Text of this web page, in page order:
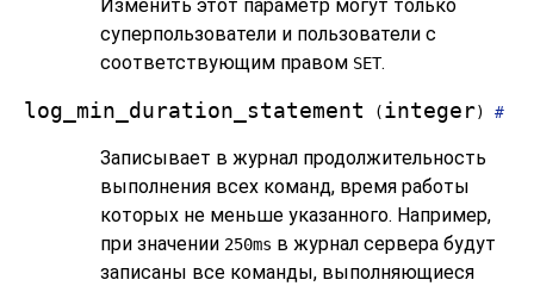
Изменить этот параметр могут только
суперпользователи и пользователи с
соответствующим правом SET.
log_min_duration_statement ( integer) #
Записывает в журнал продолжительность
выполнения всех команд, время работы
которых не меньше указанного. Например,
при значении 250ms в журнал сервера будут
записаны все команды, выполняющиеся